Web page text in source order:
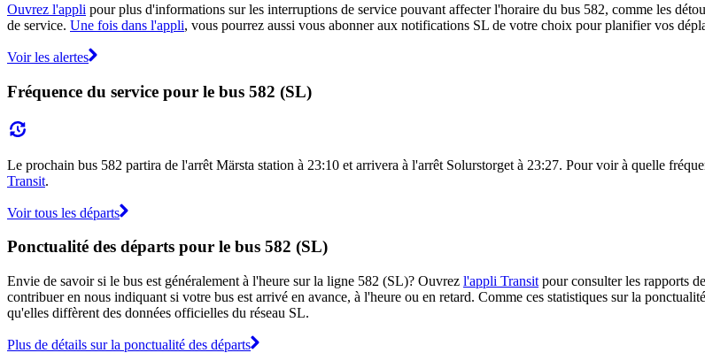
Ouvrez l'appli pour plus d'informations sur les interruptions de service pouvant affecter l'horaire du bus 582, comme les
de service. Une fois dans l'appli, vous pourrez aussi vous abonner aux notifications SL de votre choix pour planifier vos
Voir les alertes
Fréquence du service pour le bus 582 (SL)
Le prochain bus 582 partira de l'arrêt Märsta station à 23:10 et arrivera à l'arrêt Solurstorget à 23:27. Pour voir à quelle
Transit.
Voir tous les départs
Ponctualité des départs pour le bus 582 (SL)
Envie de savoir si le bus est généralement à l'heure sur la ligne 582 (SL)? Ouvrez l'appli Transit pour consulter les rapports
contribuer en nous indiquant si votre bus est arrivé en avance, à l'heure ou en retard. Comme ces statistiques sur la
qu'elles diffèrent des données officielles du réseau SL.
Plus de détails sur la ponctualité des départs